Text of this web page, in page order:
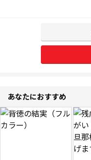
あなたにおすすめ